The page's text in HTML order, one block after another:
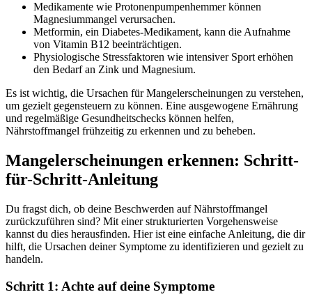
Medikamente wie Protonenpumpenhemmer können
Magnesiummangel verursachen.
Metformin, ein Diabetes-Medikament, kann die Aufnahme
von Vitamin B12 beeinträchtigen.
Physiologische Stressfaktoren wie intensiver Sport erhöhen
den Bedarf an Zink und Magnesium.
Es ist wichtig, die Ursachen für Mangelerscheinungen zu verstehen,
um gezielt gegensteuern zu können. Eine ausgewogene Ernährung
und regelmäßige Gesundheitschecks können helfen,
Nährstoffmangel frühzeitig zu erkennen und zu beheben.
Mangelerscheinungen erkennen: Schritt-
für-Schritt-Anleitung
Du fragst dich, ob deine Beschwerden auf Nährstoffmangel
zurückzuführen sind? Mit einer strukturierten Vorgehensweise
kannst du dies herausfinden. Hier ist eine einfache Anleitung, die dir
hilft, die Ursachen deiner Symptome zu identifizieren und gezielt zu
handeln.
Schritt 1: Achte auf deine Symptome